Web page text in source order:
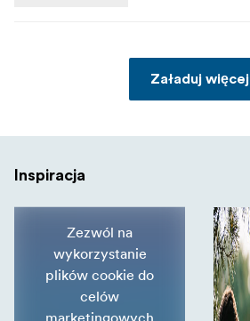
Załaduj więcej
Inspiracja
Zezwól na
wykorzystanie
plików cookie do
celów
marketingowych